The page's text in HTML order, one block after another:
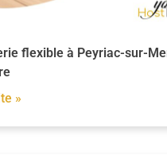
flexible à Peyriac-sur-
»